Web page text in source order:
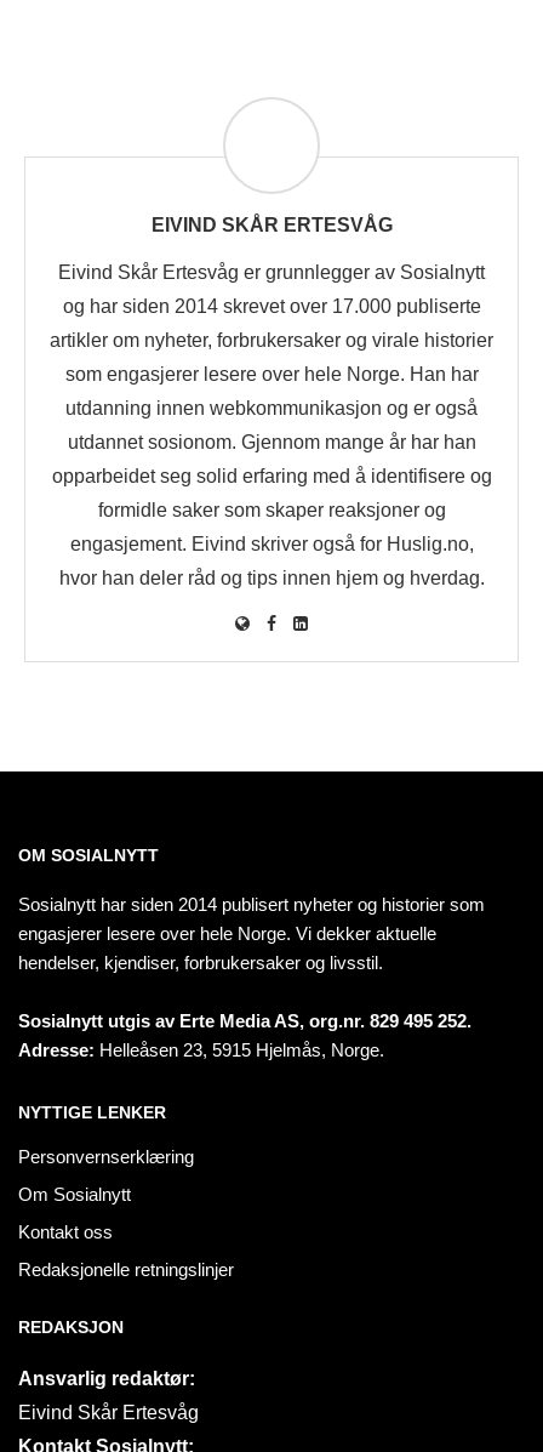
EIVIND SKÅR ERTESVÅG
Eivind Skår Ertesvåg er grunnlegger av Sosialnytt
og har siden 2014 skrevet over 17.000 publiserte
artikler om nyheter, forbrukersaker og virale historier
som engasjerer lesere over hele Norge. Han har
utdanning innen webkommunikasjon og er også
utdannet sosionom. Gjennom mange år har han
opparbeidet seg solid erfaring med å identifisere og
formidle saker som skaper reaksjoner og
engasjement. Eivind skriver også for Huslig.no,
hvor han deler råd og tips innen hjem og hverdag.
OM SOSIALNYTT
Sosialnytt har siden 2014 publisert nyheter og historier som
engasjerer lesere over hele Norge. Vi dekker aktuelle
hendelser, kjendiser, forbrukersaker og livsstil.
Sosialnytt utgis av Erte Media AS, org.nr. 829 495 252.
Adresse: Helleåsen 23, 5915 Hjelmås, Norge.
NYTTIGE LENKER
Personvernserklæring
Om Sosialnytt
Kontakt oss
Redaksjonelle retningslinjer
REDAKSJON
Ansvarlig redaktør:
Eivind Skår Ertesvåg
Kontakt Sosialnytt: